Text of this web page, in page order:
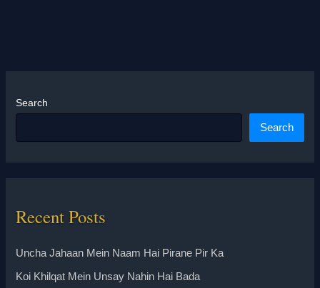
Search
Search
Recent Posts
Uncha Jahaan Mein Naam Hai Pirane Pir Ka
Koi Khilqat Mein Unsay Nahin Hai Bada